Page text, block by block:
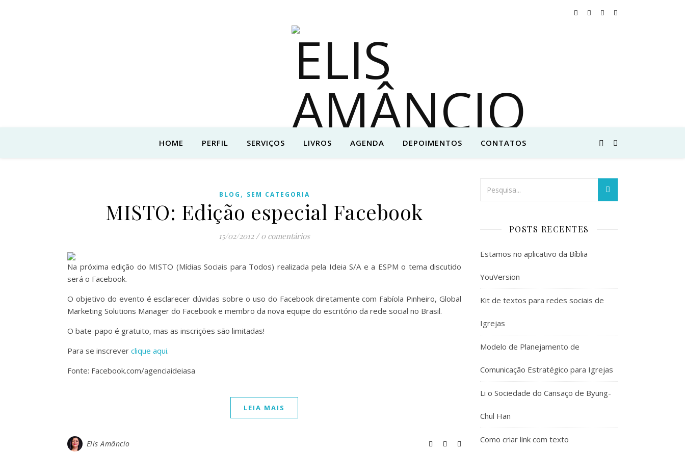
HOME PERFIL SERVIÇOS LIVROS AGENDA DEPOIMENTOS CONTATOS
BLOG , SEM CATEGORIA
MISTO: Edição especial Facebook
15/02/2012 / 0 comentários
Na próxima edição do MISTO (Mídias Sociais para Todos) realizada pela Ideia S/A e a ESPM o tema discutido
será o Facebook.
O objetivo do evento é esclarecer dúvidas sobre o uso do Facebook diretamente com Fabíola Pinheiro, Global
Marketing Solutions Manager do Facebook e membro da nova equipe do escritório da rede social no Brasil.
O bate-papo é gratuito, mas as inscrições são limitadas!
Para se inscrever clique aqui.
Fonte: Facebook.com/agenciaideiasa
LEIA MAIS
Elis Amâncio
POSTS RECENTES
Estamos no aplicativo da Bíblia
YouVersion
Kit de textos para redes sociais de
Igrejas
Modelo de Planejamento de
Comunicação Estratégico para Igrejas
Li o Sociedade do Cansaço de Byung-
Chul Han
Como criar link com texto